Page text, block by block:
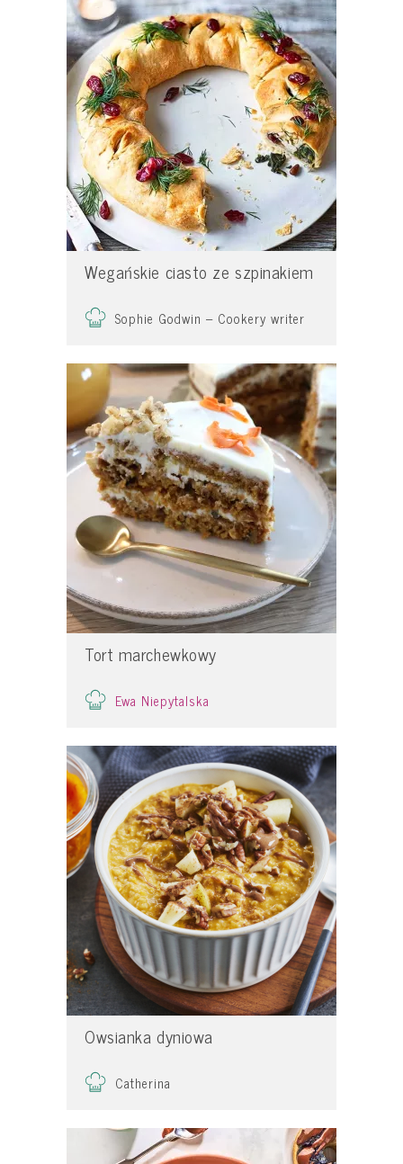
Wegańskie ciasto ze szpinakiem
Sophie Godwin – Cookery writer
Tort marchewkowy
Ewa Niepytalska
Owsianka dyniowa
Catherina